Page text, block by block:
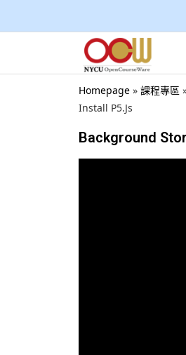
Homepage » 課程專區
Install P5.Js
Background